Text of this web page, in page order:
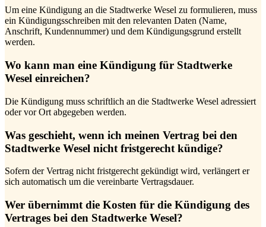
Um eine Kündigung an die Stadtwerke Wesel zu formulieren, muss
ein Kündigungsschreiben mit den relevanten Daten (Name,
Anschrift, Kundennummer) und dem Kündigungsgrund erstellt
werden.
Wo kann man eine Kündigung für Stadtwerke
Wesel einreichen?
Die Kündigung muss schriftlich an die Stadtwerke Wesel adressiert
oder vor Ort abgegeben werden.
Was geschieht, wenn ich meinen Vertrag bei den
Stadtwerke Wesel nicht fristgerecht kündige?
Sofern der Vertrag nicht fristgerecht gekündigt wird, verlängert er
sich automatisch um die vereinbarte Vertragsdauer.
Wer übernimmt die Kosten für die Kündigung des
Vertrages bei den Stadtwerke Wesel?